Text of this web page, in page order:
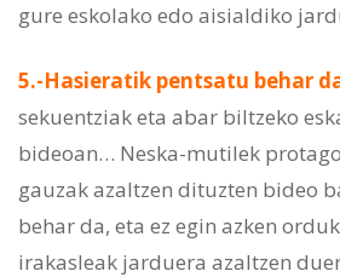
gure eskolako edo aisialdiko
5.-Hasieratik pentsatu behar
sekuentziak eta abar biltzeko
bideoan… Neska-mutilek
gauzak azaltzen dituzten bideo
behar da, eta ez egin azken
irakasleak jarduera azaltzen